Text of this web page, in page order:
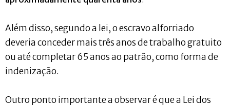
Além disso, segundo a lei, o escravo alforriado
deveria conceder mais três anos de trabalho gratuito
ou até completar 65 anos ao patrão, como forma de
indenização.
Outro ponto importante a observar é que a Lei dos